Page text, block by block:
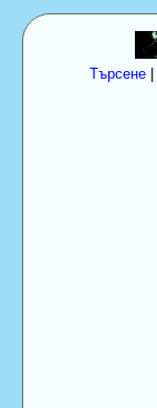
Търсене|